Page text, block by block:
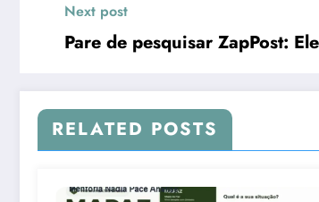
Next post
Pare de pesquisar ZapPost:
RELATED POSTS